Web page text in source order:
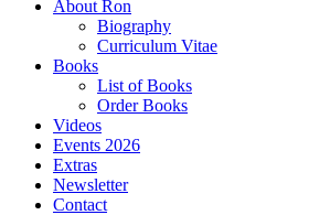
About Ron
Biography
Curriculum Vitae
Books
List of Books
Order Books
Videos
Events 2026
Extras
Newsletter
Contact